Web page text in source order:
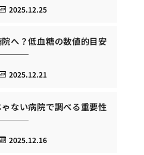
2025.12.25
へ？低血糖の数値的目安
2025.12.21
ない病院で調べる重要性
2025.12.16